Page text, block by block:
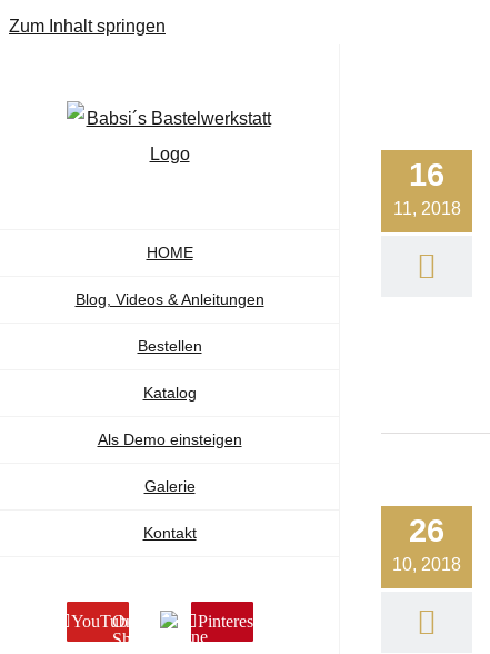
Zum Inhalt springen
HOME
Blog, Videos & Anleitungen
Bestellen
Katalog
Als Demo einsteigen
Galerie
Kontakt
YouTubeOnline
Shop
Pinterest
16
11, 2018
26
10, 2018